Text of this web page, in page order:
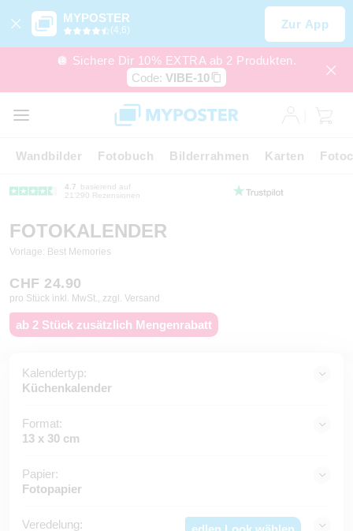
MYPOSTER
(4,6) Zur App
🪩 Sichere Dir 10% EXTRA ab 2 Produkten.
Code: VIBE-10
Wandbilder Fotobuch Bilderrahmen Karten
4.7
basierend auf
21’290 Rezensionen
FOTOKALENDER
Vorlage: Best Memories
CHF 24.90
pro Stück inkl. MwSt., zzgl. Versand
ab 2 Stück zusätzlich Mengenrabatt
Kalendertyp:
Küchenkalender
Format:
13 x 30 cm
Papier:
Fotopapier
Veredelung: